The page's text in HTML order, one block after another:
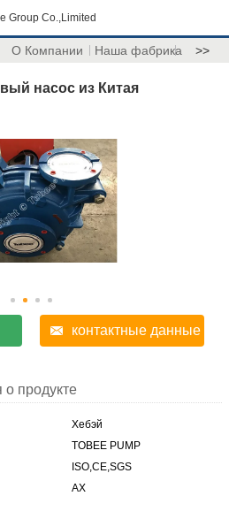
Group Co.,Limited
О Компании Наша фабрика >>
насос из Китая
контактные данные
продукте
Хебэй
TOBEE PUMP
ISO,CE,SGS
АХ